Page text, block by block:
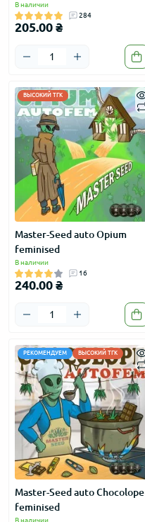
В наличии
284
205.00 ₴
ВЫСОКИЙ ТГК
Master-Seed auto Opium
feminised
В наличии
16
240.00 ₴
РЕКОМЕНДУЕМ ВЫСОКИЙ ТГК
Master-Seed auto Chocolope
feminised
В наличии